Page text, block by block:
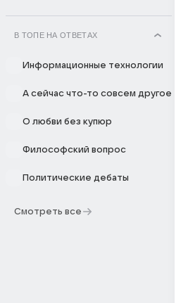
В ТОПЕ НА ОТВЕТАХ
Информационные технологии
А сейчас что-то совсем другое
О любви без купюр
Философский вопрос
Политические дебаты
Смотреть все